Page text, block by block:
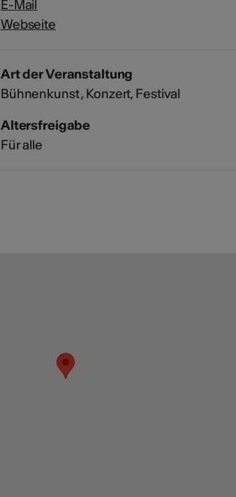
E-Mail
Webseite
Art der Veranstaltung
Bühnenkunst Konzert Festival
Altersfreigabe
Für alle